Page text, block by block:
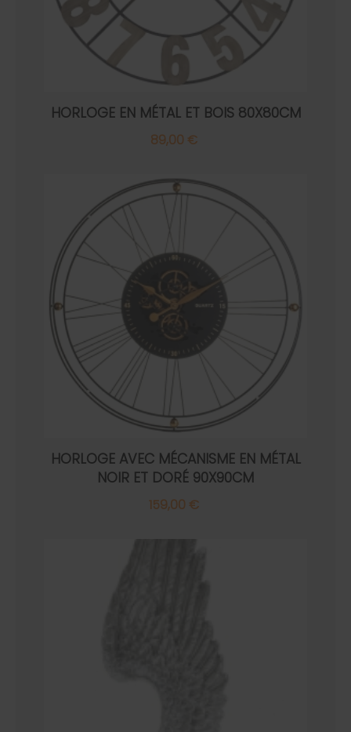
HORLOGE EN MÉTAL ET BOIS 80X80CM
89,00 €
HORLOGE AVEC MÉCANISME EN MÉTAL
NOIR ET DORÉ 90X90CM
159,00 €